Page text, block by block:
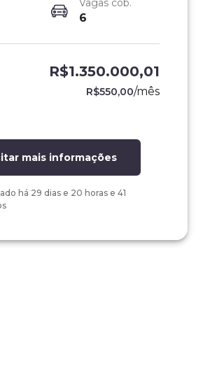
Vagas cob.
6
R$1.350.000,01
R$550,00/mês
mais informações
há 29 dias e 20 horas e 41